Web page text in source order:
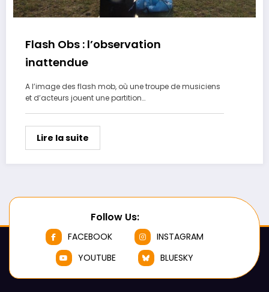
Flash Obs : l’observation
inattendue
A l’image des flash mob, où une troupe de musiciens
et d’acteurs jouent une partition…
Lire la suite
Follow Us:
FACEBOOK
INSTAGRAM
YOUTUBE
BLUESKY